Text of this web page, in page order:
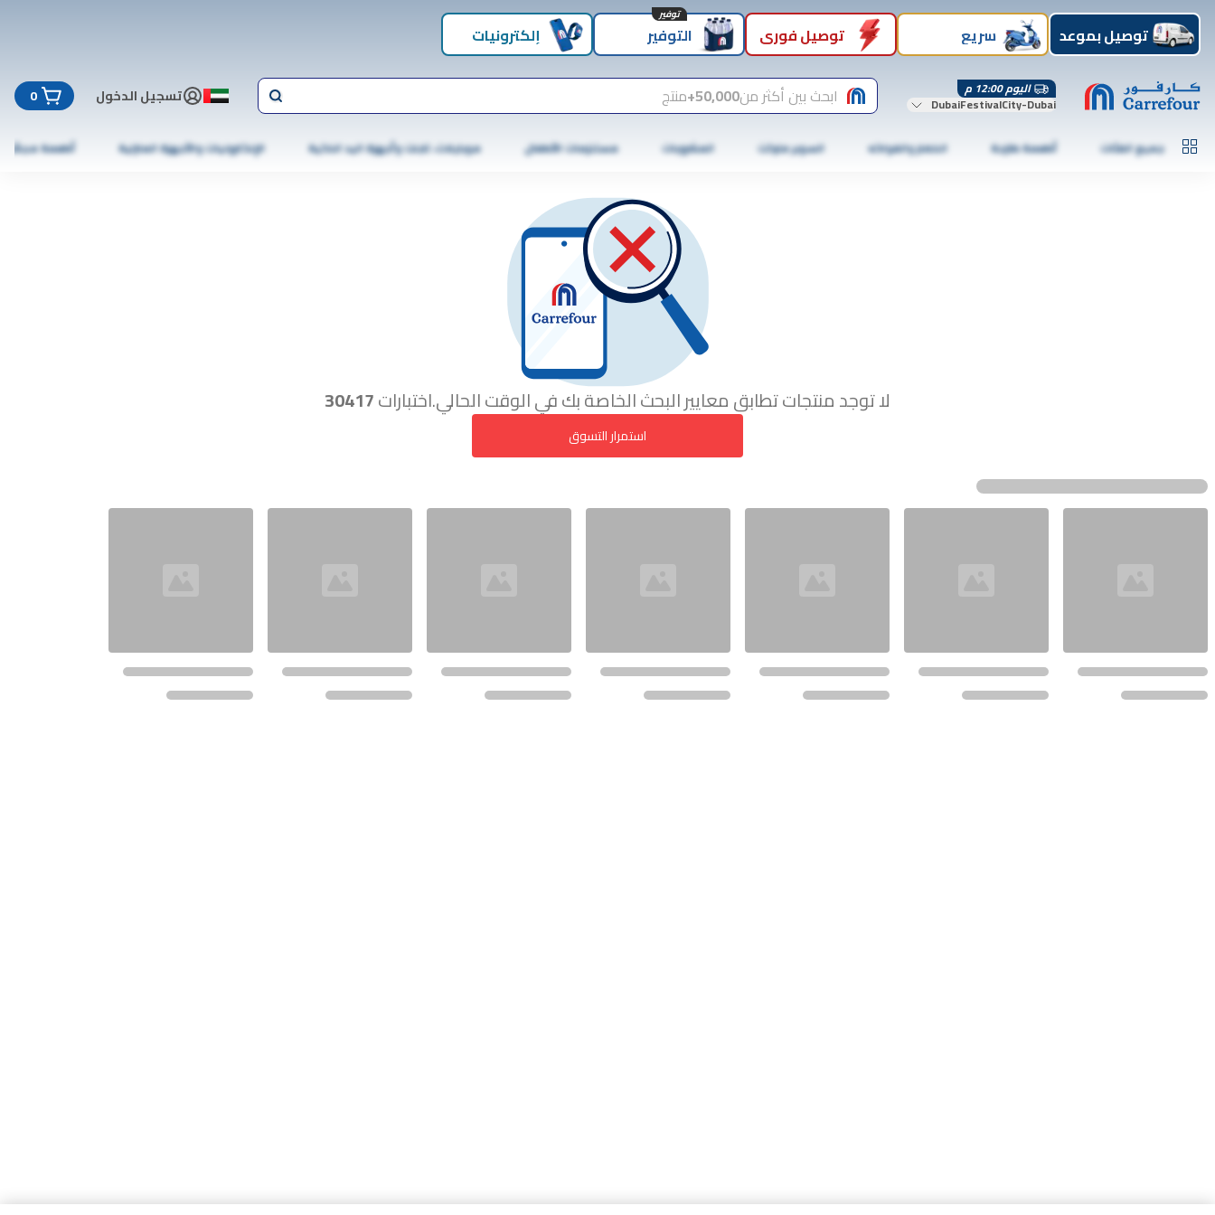
توصيل بموعد سريع توصيل فوري التوفير
توفير
إلكترونيات
اليوم 12:00 م
DubaiFestivalCity-Dubai ابحث بين أكثر من50,000+ منتج تسجيل الدخول 0
جميع الفئات أطعمة طازجة الخضار والفواكه السوبر ماركت المشروبات مستلزمات الأطفال موبايلات، تابلت وأجهزة اليد الذكية الإلكترونيات والأجهزة المنزلية أطعمة مجمّدة
لا توجد منتجات تطابق معايير البحث الخاصة بك في الوقت الحالي.اختبارات30417
استمرار التسوق